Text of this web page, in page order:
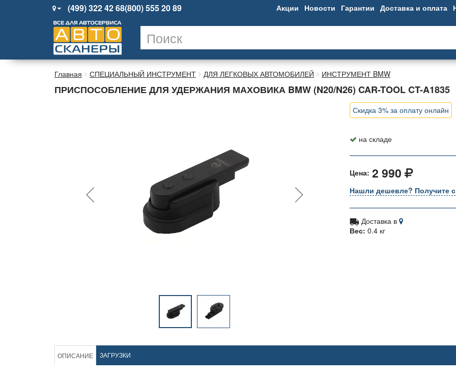
(499) 322 42 68(800) 555 20 89 Акции Новости Гарантии Доставка и оплата
Главная СПЕЦИАЛЬНЫЙ ИНСТРУМЕНТ ДЛЯ ЛЕГКОВЫХ АВТОМОБИЛЕЙ ИНСТРУМЕНТ BMW
ПРИСПОСОБЛЕНИЕ ДЛЯ УДЕРЖАНИЯ МАХОВИКА BMW (N20/N26) CAR-TOOL CT-A1835
Скидка 3% за оплату онлайн
на складе
Цена: 2 990
Нашли дешевле? Получите
Доставка в
Вес: 0.4 кг
ОПИСАНИЕ ЗАГРУЗКИ